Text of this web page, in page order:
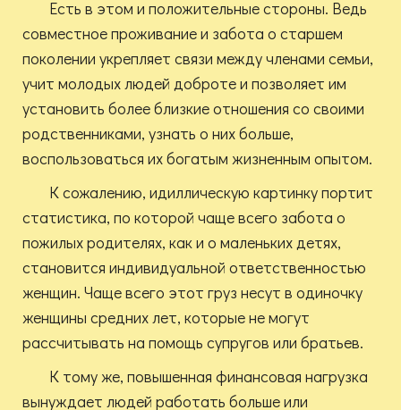
Есть в этом и положительные стороны. Ведь
совместное проживание и забота о старшем
поколении укрепляет связи между членами семьи,
учит молодых людей доброте и позволяет им
установить более близкие отношения со своими
родственниками, узнать о них больше,
воспользоваться их богатым жизненным опытом.
К сожалению, идиллическую картинку портит
статистика, по которой чаще всего забота о
пожилых родителях, как и о маленьких детях,
становится индивидуальной ответственностью
женщин. Чаще всего этот груз несут в одиночку
женщины средних лет, которые не могут
рассчитывать на помощь супругов или братьев.
К тому же, повышенная финансовая нагрузка
вынуждает людей работать больше или